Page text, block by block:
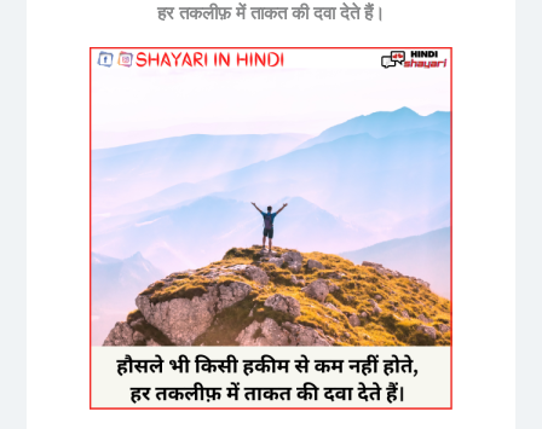
हर तकलीफ़ में ताकत की दवा देते हैं।